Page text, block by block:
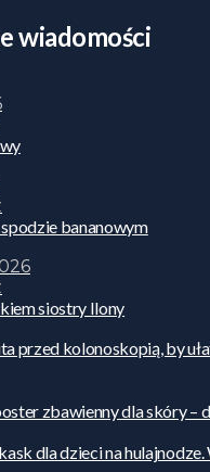
wiadomości
bananowym
siostry Ilony
przed kolonoskopią, by
zbawienny dla skóry –
dla dzieci na